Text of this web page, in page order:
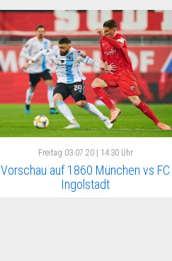
Freitag 03.07.20 | 14:30 Uhr
Vorschau auf 1860 München vs FC
Ingolstadt